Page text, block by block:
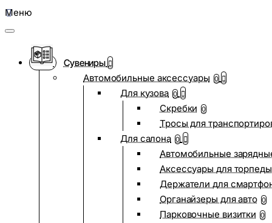
Меню
Сувениры
Автомобильные аксессуары 0
Для кузова 0
Скребки 0
Тросы для
Для салона 0
Автомобильные
Аксессуары для
Держатели для
Органайзеры для авто 0
Парковочные визитки 0